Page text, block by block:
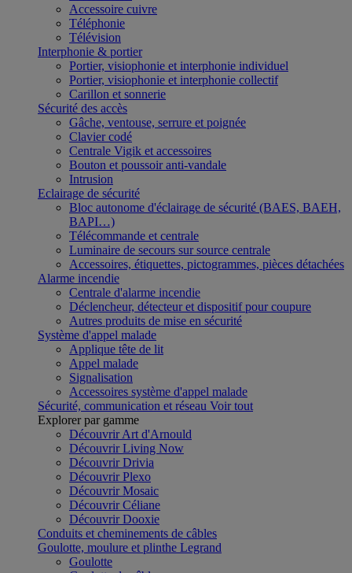
Accessoire cuivre
Téléphonie
Télévision
Interphonie & portier
Portier, visiophonie et interphonie individuel
Portier, visiophonie et interphonie collectif
Carillon et sonnerie
Sécurité des accès
Gâche, ventouse, serrure et poignée
Clavier codé
Centrale Vigik et accessoires
Bouton et poussoir anti-vandale
Intrusion
Eclairage de sécurité
Bloc autonome d'éclairage de sécurité (BAES, BAEH,
BAPI…)
Télécommande et centrale
Luminaire de secours sur source centrale
Accessoires, étiquettes, pictogrammes, pièces détachées
Alarme incendie
Centrale d'alarme incendie
Déclencheur, détecteur et dispositif pour coupure
Autres produits de mise en sécurité
Système d'appel malade
Applique tête de lit
Appel malade
Signalisation
Accessoires système d'appel malade
Sécurité, communication et réseau Voir tout
Explorer par gamme
Découvrir Art d'Arnould
Découvrir Living Now
Découvrir Drivia
Découvrir Plexo
Découvrir Mosaic
Découvrir Céliane
Découvrir Dooxie
Conduits et cheminements de câbles
Goulotte, moulure et plinthe Legrand
Goulotte